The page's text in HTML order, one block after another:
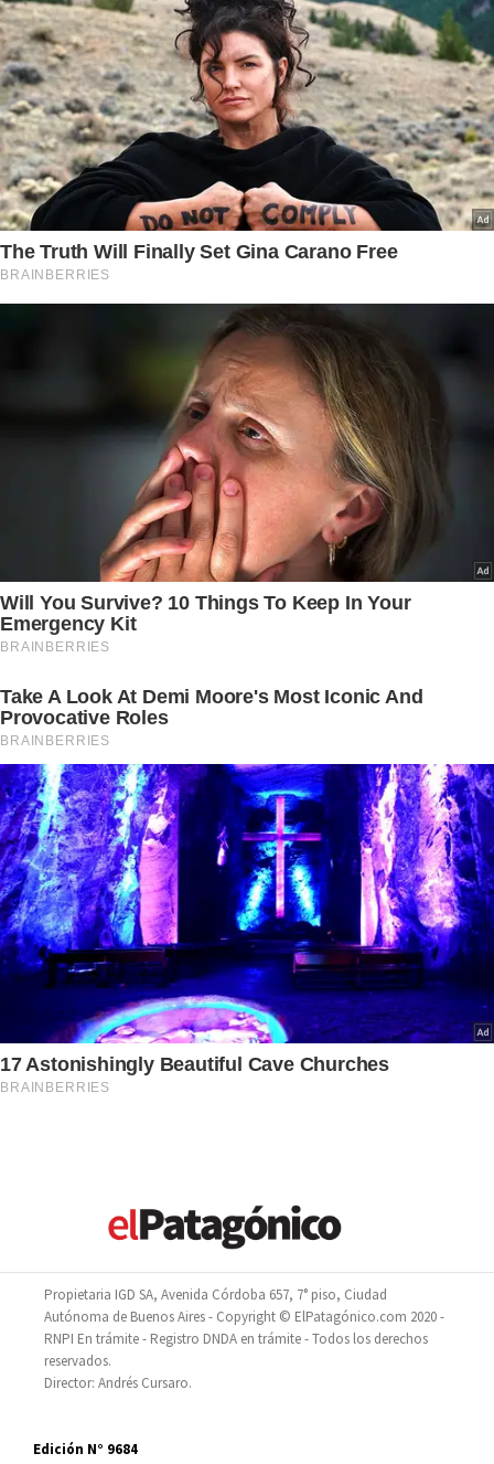
Propietaria IGD SA, Avenida Córdoba 657, 7° piso, Ciudad
Autónoma de Buenos Aires - Copyright © ElPatagónico.com 2020 -
RNPI En trámite - Registro DNDA en trámite - Todos los derechos
reservados.
Director: Andrés Cursaro.
Edición N° 9684